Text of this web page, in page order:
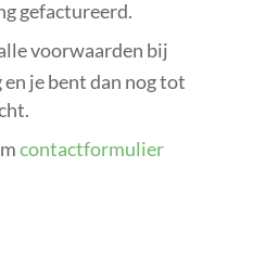
gefactureerd.
voorwaarden bij
je bent dan nog tot
contactformulier